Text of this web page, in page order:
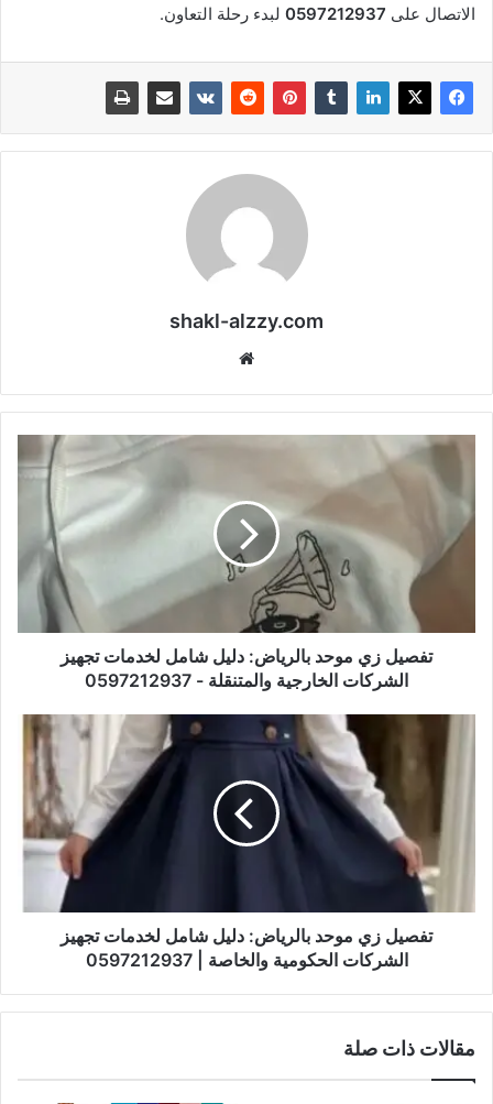
الاتصال على 0597212937 لبدء رحلة التعاون.
shakl-alzzy.com
تفصيل زي موحد بالرياض: دليل شامل لخدمات تجهيز
الشركات الخارجية والمتنقلة - 0597212937
تفصيل زي موحد بالرياض: دليل شامل لخدمات تجهيز
الشركات الحكومية والخاصة | 0597212937
مقالات ذات صلة